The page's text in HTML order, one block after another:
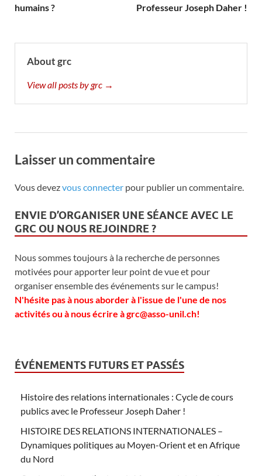
humains ? Professeur Joseph Daher !
About grc
View all posts by grc →
Laisser un commentaire
Vous devezvous connecter pour publier un commentaire.
ENVIE D’ORGANISER UNE SÉANCE AVEC LE
GRC OU NOUS REJOINDRE ?
Nous sommes toujours à la recherche de personnes
motivées pour apporter leur point de vue et pour
organiser ensemble des événements sur le campus!
N'hésite pas à nous aborder à l'issue de l'une de nos
activités ou à nous écrire à grc@asso-unil.ch!
ÉVÉNEMENTS FUTURS ET PASSÉS
Histoire des relations internationales : Cycle de cours
publics avec le Professeur Joseph Daher !
HISTOIRE DES RELATIONS INTERNATIONALES –
Dynamiques politiques au Moyen-Orient et en Afrique
du Nord